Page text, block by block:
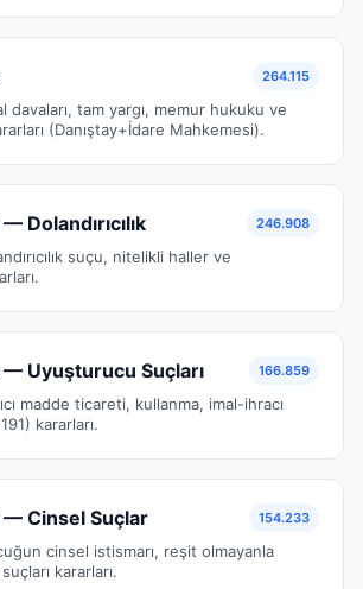
264.115
davaları, tam yargı, memur hukuku ve
(Danıştay+İdare Mahkemesi).
Dolandırıcılık 246.908
suçu, nitelikli haller ve
Uyuşturucu Suçları 166.859
madde ticareti, kullanma, imal-ihracı
kararları.
— Cinsel Suçlar 154.233
cinsel istismarı, reşit olmayanla
kararları.